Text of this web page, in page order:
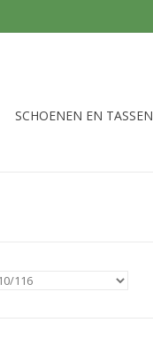
SCHOENEN EN TASSEN